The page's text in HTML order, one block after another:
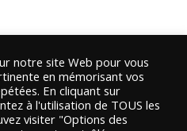
notre site Web pour vous
en mémorisant vos
En cliquant sur
à l'utilisation de TOUS les
visiter "Options des